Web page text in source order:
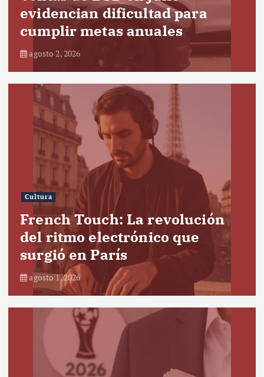
evidencian dificultad para
cumplir metas anuales
agosto 2, 2026
Cultura
French Touch: La revolución
del ritmo electrónico que
surgió en París
agosto 1, 2026